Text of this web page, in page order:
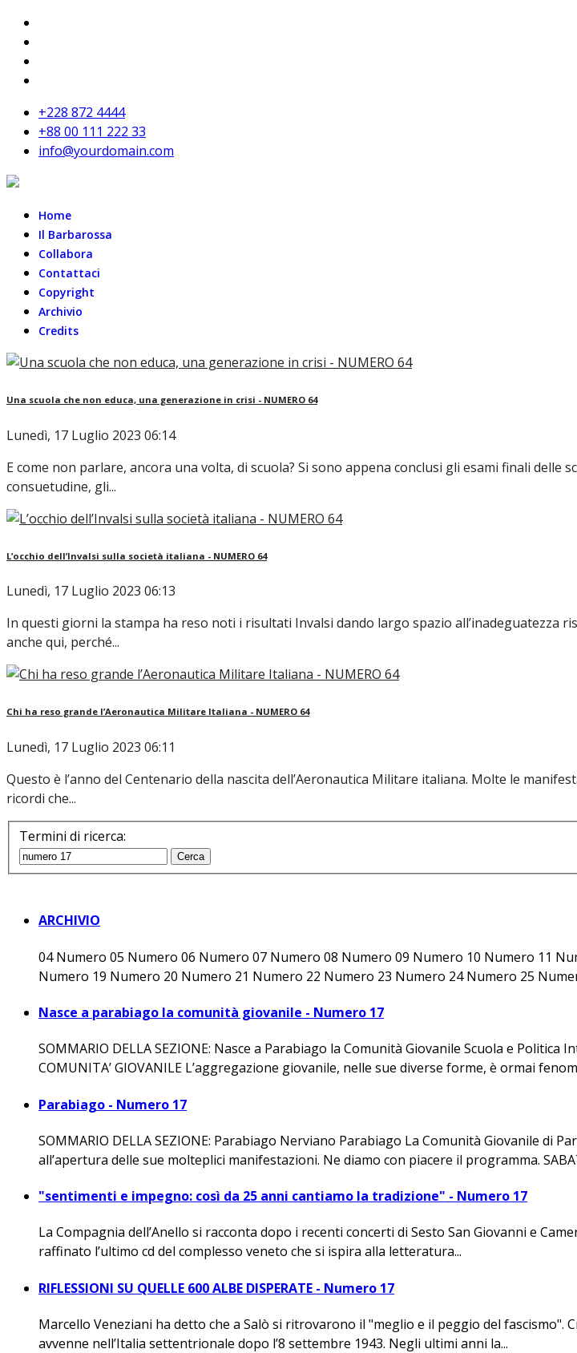
+228 872 4444
+88 00 111 222 33
info@yourdomain.com
Home
Il Barbarossa
Collabora
Contattaci
Copyright
Archivio
Credits
Una scuola che non educa, una generazione in crisi - NUMERO 64
Lunedì, 17 Luglio 2023 06:14
E come non parlare, ancora una volta, di scuola? Si sono appena conclusi gli esami finali
consuetudine, gli...
L’occhio dell’Invalsi sulla società italiana - NUMERO 64
Lunedì, 17 Luglio 2023 06:13
In questi giorni la stampa ha reso noti i risultati Invalsi dando largo spazio all’inadeguatezza
anche qui, perché...
Chi ha reso grande l’Aeronautica Militare Italiana - NUMERO 64
Lunedì, 17 Luglio 2023 06:11
Questo è l’anno del Centenario della nascita dell’Aeronautica Militare italiana. Molte le
ricordi che...
Termini di ricerca:
Cerca
ARCHIVIO
04 Numero 05 Numero 06 Numero 07 Numero 08 Numero 09 Numero 10 Numero 11
Numero 19 Numero 20 Numero 21 Numero 22 Numero 23 Numero 24 Numero 25
Nasce a parabiago la comunità giovanile - Numero 17
SOMMARIO DELLA SEZIONE: Nasce a Parabiago la Comunità Giovanile Scuola e
COMUNITA’ GIOVANILE L’aggregazione giovanile, nelle sue diverse forme, è ormai
Parabiago - Numero 17
SOMMARIO DELLA SEZIONE: Parabiago Nerviano Parabiago La Comunità Giovanile
all’apertura delle sue molteplici manifestazioni. Ne diamo con piacere il programma.
"sentimenti e impegno: così da 25 anni cantiamo la tradizione" - Numero 17
La Compagnia dell’Anello si racconta dopo i recenti concerti di Sesto San Giovanni e
raffinato l’ultimo cd del complesso veneto che si ispira alla letteratura...
RIFLESSIONI SU QUELLE 600 ALBE DISPERATE - Numero 17
Marcello Veneziani ha detto che a Salò si ritrovarono il "meglio e il peggio del
avvenne nell’Italia settentrionale dopo l’8 settembre 1943. Negli ultimi anni la...